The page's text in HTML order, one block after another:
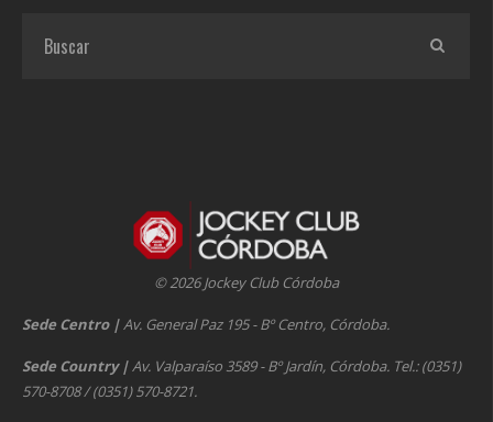
© 2026 Jockey Club Córdoba
Sede Centro |Av. General Paz 195 - Bº Centro, Córdoba.
Sede Country |Av. Valparaíso 3589 - Bº Jardín, Córdoba. Tel.: (0351)
570-8708 / (0351) 570-8721.